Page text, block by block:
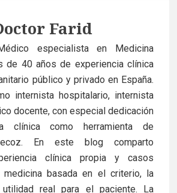
Farid
especialista en Medicina
de 40 años de experiencia clínica
público y privado en España.
internista hospitalario, internista
docente, con especial dedicación
clínica como herramienta de
En este blog comparto
clínica propia y casos
medicina basada en el criterio, la
real para el paciente. La